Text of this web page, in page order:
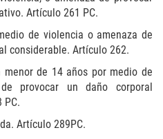
BODILY INJURY
Artículo 261 PC.
de violencia o amenaza de
considerable. Artículo 262.
menor de 14 años por medio de
provocar un daño corporal
PC.
Artículo 289PC.